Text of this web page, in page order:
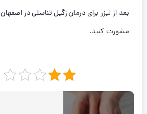
بعد از لیزر برای درمان زگیل تناسلی در اصفهان
مشورت کنید.